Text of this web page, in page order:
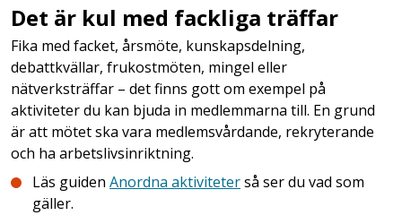
Det är kul med fackliga träffar
Fika med facket, årsmöte, kunskapsdelning,
debattkvällar, frukostmöten, mingel eller
nätverksträffar – det finns gott om exempel på
aktiviteter du kan bjuda in medlemmarna till. En grund
är att mötet ska vara medlemsvårdande, rekryterande
och ha arbetslivsinriktning.
Läs guiden Anordna aktiviteterså ser du vad som
gäller.